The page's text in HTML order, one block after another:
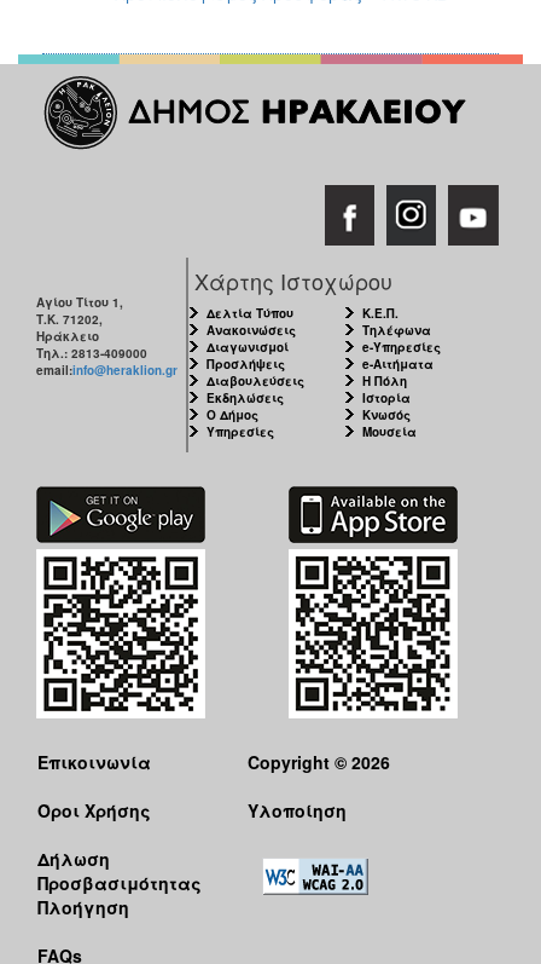
Αγίου Τίτου 1,
Τ.Κ. 71202,
Ηράκλειο
Τηλ.: 2813-409000
email:info@heraklion.gr
Χάρτης Ιστοχώρου
Δελτία Τύπου
Ανακοινώσεις
Διαγωνισμοί
Προσλήψεις
Διαβουλεύσεις
Εκδηλώσεις
Ο Δήμος
Υπηρεσίες
Κ.Ε.Π.
Τηλέφωνα
e-Υπηρεσίες
e-Αιτήματα
Η Πόλη
Ιστορία
Κνωσός
Μουσεία
Επικοινωνία
Όροι Χρήσης
Δήλωση
Προσβασιμότητας
Πλοήγηση
FAQs
Copyright © 2026
Υλοποίηση